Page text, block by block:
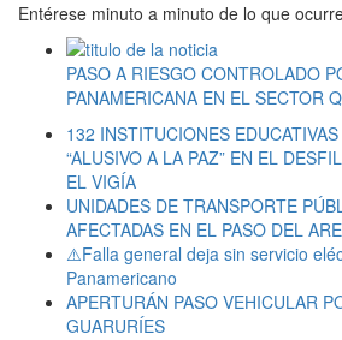
Entérese minuto a minuto de lo que
PASO A RIESGO CONTROLADO
PANAMERICANA EN EL SECTOR
132 INSTITUCIONES
“ALUSIVO A LA PAZ” EN EL
EL VIGÍA
UNIDADES DE TRANSPORTE
AFECTADAS EN EL PASO DEL
⚠️Falla general deja sin servicio
Panamericano
APERTURÁN PASO VEHICULAR
GUARURÍES